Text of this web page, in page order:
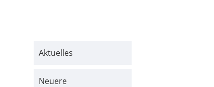
Aktuelles
Neuere